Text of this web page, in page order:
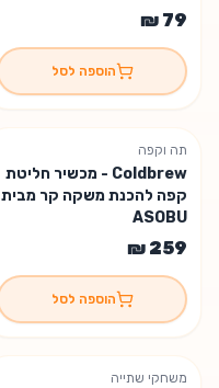
הוספה לסל
משלוח חינםתה וקפה
Coldbrew - מכשיר חליטת
קפה להכנת משקה קר מבית
ASOBU
הוספה לסל
משחקי שתייה